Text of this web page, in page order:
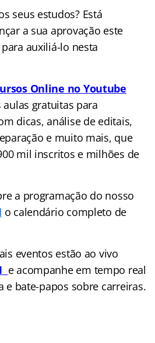
seus estudos? Está
a sua aprovação este
auxiliá-lo nesta
Online no Youtube
gratuitas para
dicas, análise de editais,
e muito mais, que
mil inscritos e milhões de
a programação do nosso
o calendário completo de
eventos estão ao vivo
e acompanhe em tempo real
e bate-papos sobre carreiras.